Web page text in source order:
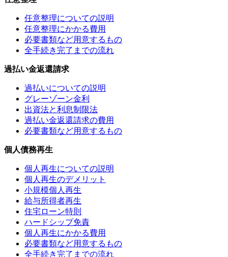
任意整理についての説明
任意整理にかかる費用
必要書類など用意するもの
全手続き完了までの流れ
過払い金返還請求
過払いについての説明
グレーゾーン金利
出資法と利息制限法
過払い金返還請求の費用
必要書類など用意するもの
個人債務再生
個人再生についての説明
個人再生のデメリット
小規模個人再生
給与所得者再生
住宅ローン特則
ハードシップ免責
個人再生にかかる費用
必要書類など用意するもの
全手続き完了までの流れ